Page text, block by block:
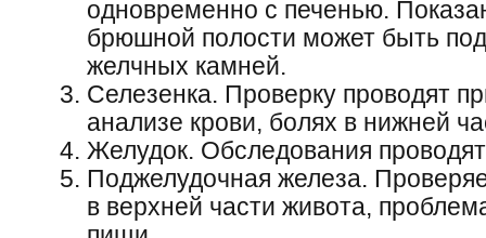
одновременно с печенью.
брюшной полости может быть
желчных камней.
Селезенка. Проверку проводят
анализе крови, болях в нижней
Желудок. Обследования
Поджелудочная железа.
в верхней части живота,